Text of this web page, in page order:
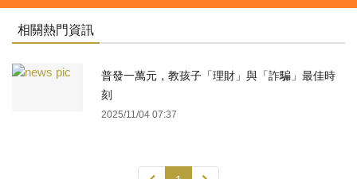
相關熱門資訊
普發一萬元，教孩子「理財」與「詐騙」最佳時
刻
2025/11/04 07:37